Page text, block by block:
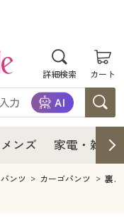
詳細検索 カート
メンズ 家電・雑貨
パンツ カーゴパンツ 裏メ